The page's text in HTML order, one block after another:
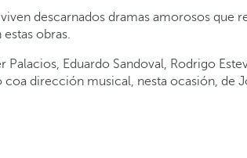
descarnados dramas amorosos que
obras.
Eduardo Sandoval, Rodrigo
dirección musical, nesta ocasión, de